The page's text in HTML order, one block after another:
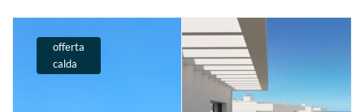
offerta
calda